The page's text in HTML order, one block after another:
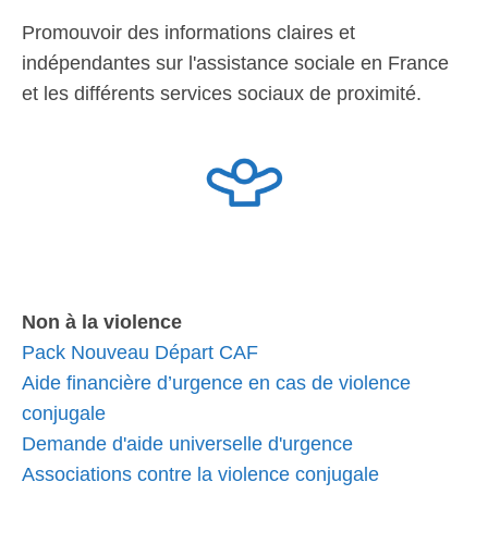
Promouvoir des informations claires et
indépendantes sur l'assistance sociale en France
et les différents services sociaux de proximité.
Non à la violence
Pack Nouveau Départ CAF
Aide financière d’urgence en cas de violence
conjugale
Demande d'aide universelle d'urgence
Associations contre la violence conjugale